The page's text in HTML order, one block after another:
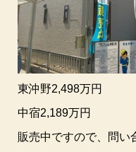
東沖野2,498万円
中宿2,189万円
販売中ですので、問い